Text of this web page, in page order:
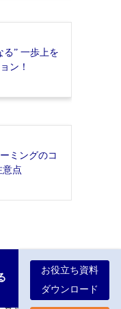
る” 一歩上を
ン！
ミングのコ
意点
お役立ち資料
ダウンロード